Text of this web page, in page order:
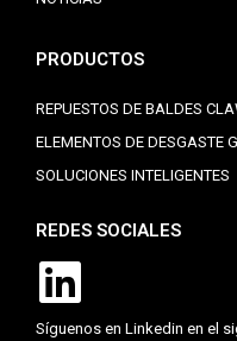
PRODUCTOS
REPUESTOS DE BALDES
ELEMENTOS DE DESGASTE
SOLUCIONES INTELIGENTES
REDES SOCIALES
Síguenos en Linkedin en el